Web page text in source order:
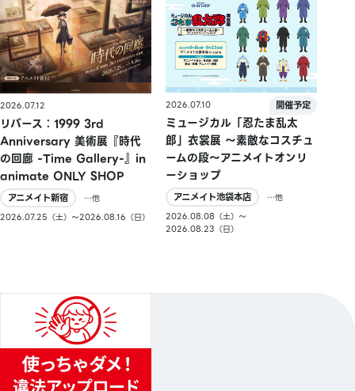
2026.07.12
リバース：1999 3rd
Anniversary 美術展『時代
の回廊 -Time Gallery-』in
animate ONLY SHOP
アニメイト新宿
…他
2026.07.25（土）〜2026.08.16（日）
2026.07.10
ミュージカル「忍たま乱太
郎」衣裳展 ～素敵なコスチュ
ームの段～アニメイトオンリ
ーショップ
アニメイト池袋本店
…他
2026.08.08（土）〜
2026.08.23（日）